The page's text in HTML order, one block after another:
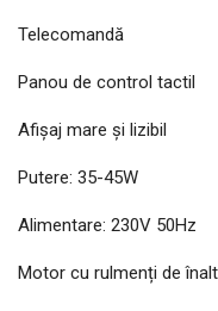
Telecomandă
Panou de control tactil
Afișaj mare și lizibil
Putere: 35-45W
Alimentare: 230V 50Hz
Motor cu rulmenți de